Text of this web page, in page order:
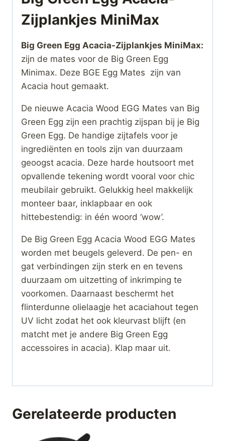
Zijplankjes MiniMax
Big Green Egg Acacia-Zijplankjes MiniMax:
zijn de mates voor de Big Green Egg
Minimax. Deze BGE Egg Mates zijn van
Acacia hout gemaakt.
De nieuwe Acacia Wood EGG Mates van Big
Green Egg zijn een prachtig zijspan bij je Big
Green Egg. De handige zijtafels voor je
ingrediënten en tools zijn van duurzaam
geoogst acacia. Deze harde houtsoort met
opvallende tekening wordt vooral voor chic
meubilair gebruikt. Gelukkig heel makkelijk
monteer baar, inklapbaar en ook
hittebestendig: in één woord ‘wow’.
De Big Green Egg Acacia Wood EGG Mates
worden met beugels geleverd. De pen- en
gat verbindingen zijn sterk en en tevens
duurzaam om uitzetting of inkrimping te
voorkomen. Daarnaast beschermt het
flinterdunne olielaagje het acaciahout tegen
UV licht zodat het ook kleurvast blijft (en
matcht met je andere Big Green Egg
accessoires in acacia). Klap maar uit.
Gerelateerde producten